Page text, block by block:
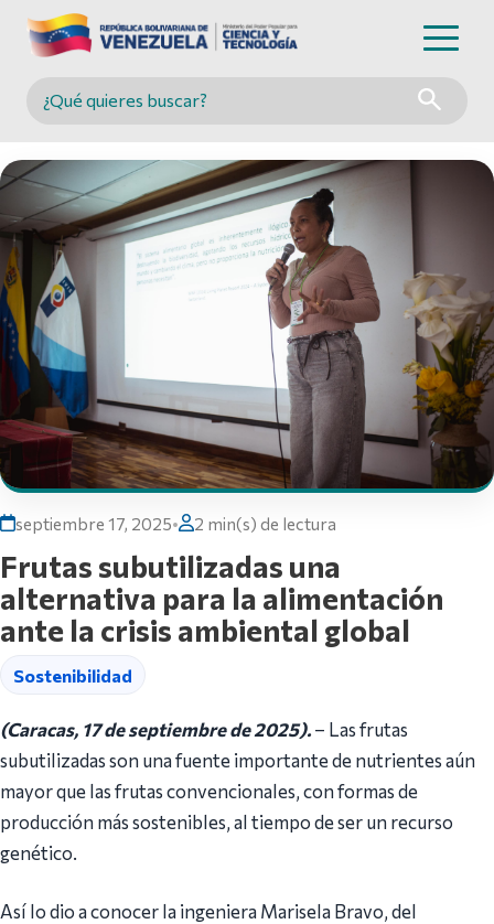
Buscar en MINCYT
septiembre 17, 2025• 2 min(s) de lectura
Frutas subutilizadas una
alternativa para la alimentación
ante la crisis ambiental global
Sostenibilidad
(Caracas, 17 de septiembre de 2025). – Las frutas
subutilizadas son una fuente importante de nutrientes aún
mayor que las frutas convencionales, con formas de
producción más sostenibles, al tiempo de ser un recurso
genético.
Así lo dio a conocer la ingeniera Marisela Bravo, del